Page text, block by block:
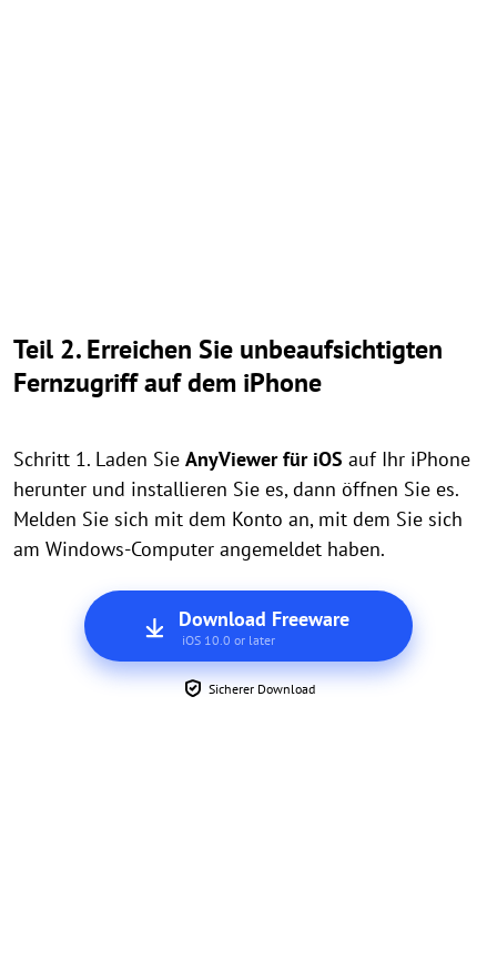
Teil 2. Erreichen Sie unbeaufsichtigten
Fernzugriff auf dem iPhone
Schritt 1. Laden Sie AnyViewer für iOS auf Ihr iPhone
herunter und installieren Sie es, dann öffnen Sie es.
Melden Sie sich mit dem Konto an, mit dem Sie sich
am Windows-Computer angemeldet haben.
Download Freeware
iOS 10.0 or later
Sicherer Download